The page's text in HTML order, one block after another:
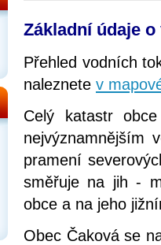
Základní údaje
Přehled vodních
naleznete v
Celý katastr
nejvýznamnějším
pramení
směřuje na jih -
obce a na jeho
Obec Čaková se